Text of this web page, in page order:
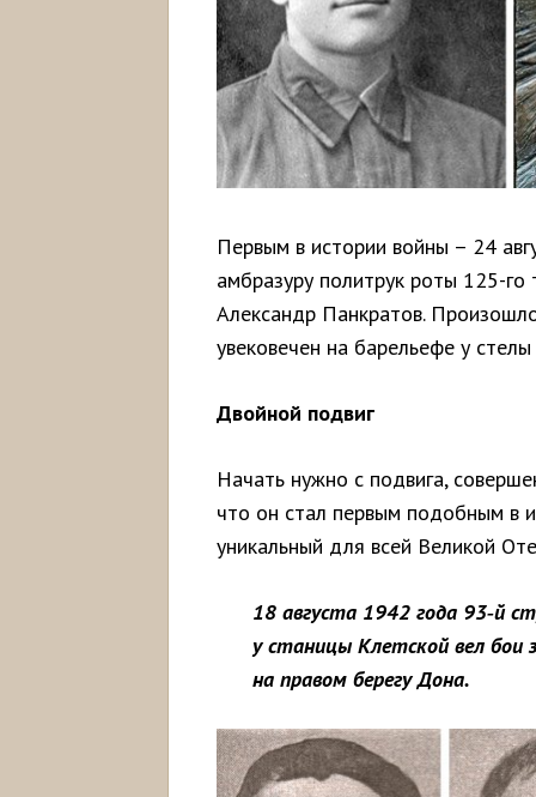
Первым в истории войны – 24
амбразуру политрук роты 125-
Александр Панкратов.
увековечен на барельефе у
Двойной подвиг
Начать нужно с подвига,
что он стал первым подобным в
уникальный для всей Великой
18 августа 1942 года 93‑й
устаницыКлетскойвел бои
на правом берегуДона.